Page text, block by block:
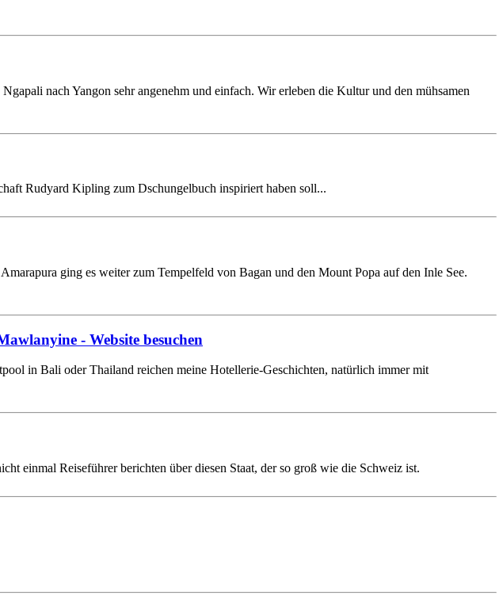
nach Yangon sehr angenehm und einfach. Wir erleben die Kultur und den mühsamen
Rudyard Kipling zum Dschungelbuch inspiriert haben soll...
ging es weiter zum Tempelfeld von Bagan und den Mount Popa auf den Inle See.
- Website besuchen
in Bali oder Thailand reichen meine Hotellerie-Geschichten, natürlich immer mit
einmal Reiseführer berichten über diesen Staat, der so groß wie die Schweiz ist.